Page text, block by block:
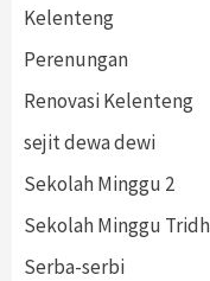
Kelenteng
Perenungan
Renovasi Kelenteng
sejit dewa dewi
Sekolah Minggu 2
Sekolah Minggu
Serba-serbi